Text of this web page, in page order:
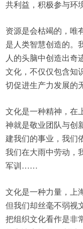
共利益，积极参与环
资源是会枯竭的，唯
是人类智慧创造的。
人的头脑中创造出奇
文化，不仅仅包含
切促进生产力发展的
文化是一种精神，在
神就是敬业团队与创
建我们的事业，我
我们在大雨中劳动，
军训……
文化是一种力量，上
但我们却丝毫不弱视
把组织文化看作是非